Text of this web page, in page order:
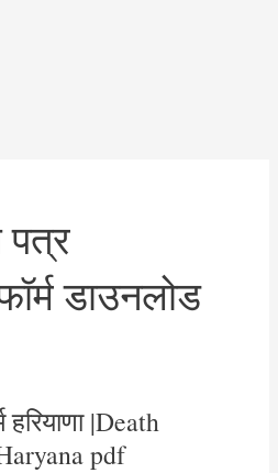
पत्र
डाउनलोड
हरियाणा |Death
pdf